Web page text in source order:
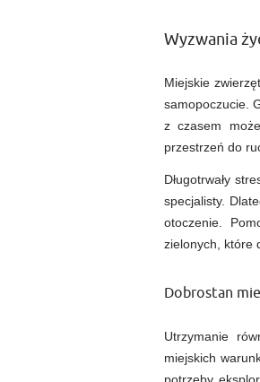
Wyzwania
Miejskie
samopoczucie.
z czasem
przestrzeń do
Długotrwały
specjalisty.
otoczenie.
zielonych, które
Dobrostan
Utrzymanie
miejskich